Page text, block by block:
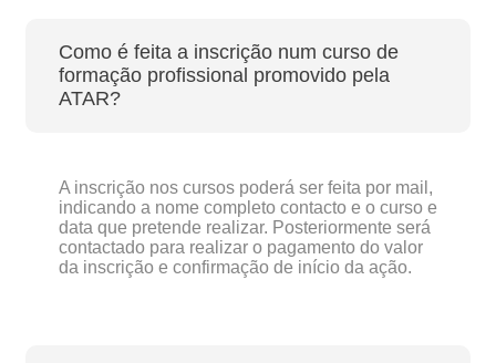
Como é feita a inscrição num curso de
formação profissional promovido pela
ATAR?
A inscrição nos cursos poderá ser feita por mail,
indicando a nome completo contacto e o curso e
data que pretende realizar. Posteriormente será
contactado para realizar o pagamento do valor
da inscrição e confirmação de início da ação.